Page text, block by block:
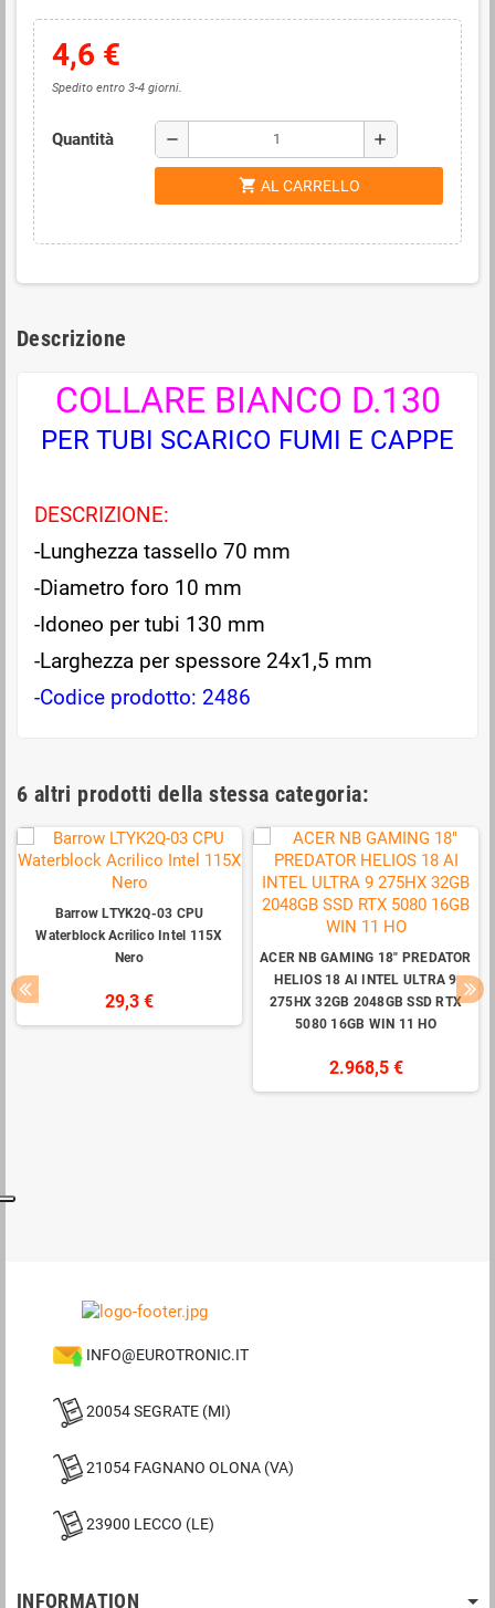
4,6 €
Spedito entro 3-4 giorni.
Quantità remove add
shopping_cart AL CARRELLO
Descrizione
COLLARE BIANCO D.130
PER TUBI SCARICO FUMI E CAPPE
DESCRIZIONE:
-Lunghezza tassello 70 mm
-Diametro foro 10 mm
-Idoneo per tubi 130 mm
-Larghezza per spessore 24x1,5 mm
-Codice prodotto: 2486
6 altri prodotti della stessa categoria:
Barrow LTYK2Q-03 CPU
Waterblock Acrilico Intel 115X
Nero
29,3 €
ACER NB GAMING 18" PREDATOR
HELIOS 18 AI INTEL ULTRA 9
275HX 32GB 2048GB SSD RTX
5080 16GB WIN 11 HO
2.968,5 €
INFO@EUROTRONIC.IT
20054 SEGRATE (MI)
21054 FAGNANO OLONA (VA)
23900 LECCO (LE)
INFORMATION